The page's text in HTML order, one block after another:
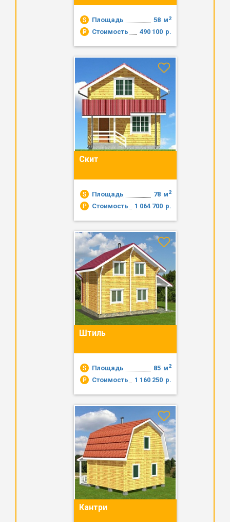
Площадь м2
58
Стоимость
р.
490 100
Скит
Площадь м2
78
Стоимость
р.
1 064 700
Штиль
Площадь м2
85
Стоимость
р.
1 160 250
Кантри